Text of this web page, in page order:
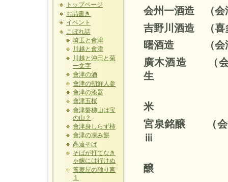
トップページ
お品書き
イベント
こぼれ話
埼玉と會津
川越と會津
川越と沖田と菊
一文字
會津の酒
會津の朝鮮人参
會津の漆器
會津五桜
會津磐梯山は宝
の山？
會津身しらず柿
會津の凍み餅
高遠そば
そばが打てなき
ゃ嫁には行けぬ
蕎麦屋の独り言
１
会州一酒造 （
吉野川酒造
曙酒造 （会
廣木酒造
生
米
宮泉銘醸
ⅲ
醸